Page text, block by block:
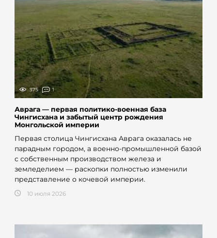
375 1
Аврага — первая политико-военная база
Чингисхана и забытый центр рождения
Монгольской империи
Первая столица Чингисхана Аврага оказалась не
парадным городом, а военно-промышленной базой
с собственным производством железа и
земледелием — раскопки полностью изменили
представление о кочевой империи.
10 июля 2026